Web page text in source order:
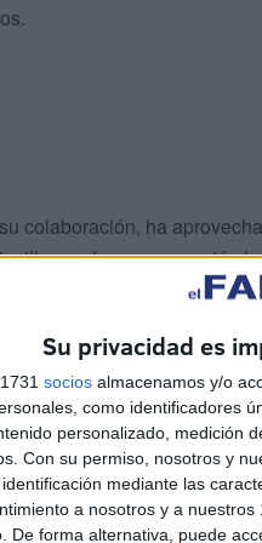
Su privacidad es
socios almacenamos y/o
como identificadores
personalizado, medición
Con su permiso, nosotros y
mediante las
a nosotros y a
De forma alternativa, puede
colaboración, ha
de euros se están
por el Gobierno de
de los residentes el